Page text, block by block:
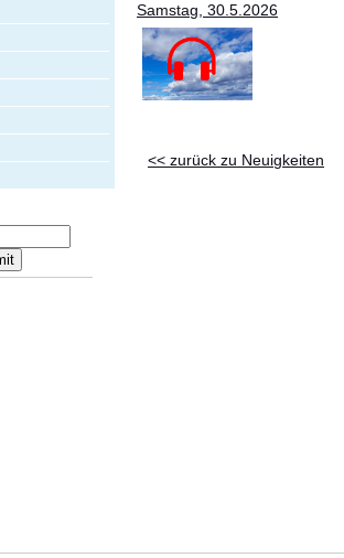
Samstag, 30.5.2026
<< zurück zu Neuigkeiten